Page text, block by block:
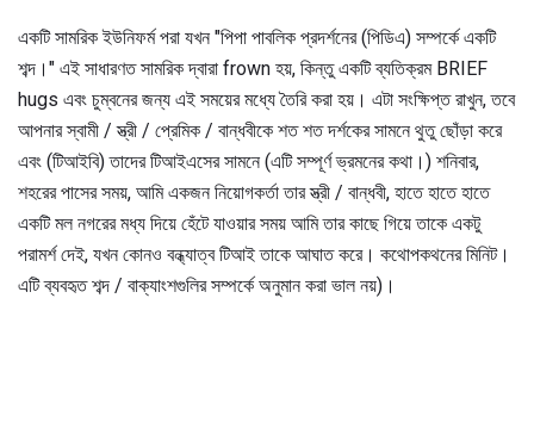
একটি সামরিক ইউনিফর্ম পরা যখন "পিপা পাবলিক প্রদর্শনের (পিডিএ) সম্পর্কে একটি
শব্দ।" এই সাধারণত সামরিক দ্বারা frown হয়, কিন্তু একটি ব্যতিক্রম BRIEF
hugs এবং চুম্বনের জন্য এই সময়ের মধ্যে তৈরি করা হয়। এটা সংক্ষিপ্ত রাখুন, তবে
আপনার স্বামী / স্ত্রী / প্রেমিক / বান্ধবীকে শত শত দর্শকের সামনে থুতু ছোঁড়া করে
এবং (টিআইবি) তাদের টিআইএসের সামনে (এটি সম্পূর্ণ ভ্রমনের কথা।) শনিবার,
শহরের পাসের সময়, আমি একজন নিয়োগকর্তা তার স্ত্রী / বান্ধবী, হাতে হাতে হাতে
একটি মল নগরের মধ্য দিয়ে হেঁটে যাওয়ার সময় আমি তার কাছে গিয়ে তাকে একটু
পরামর্শ দেই, যখন কোনও বন্ধ্যাত্ব টিআই তাকে আঘাত করে। কথোপকথনের মিনিট।
এটি ব্যবহৃত শব্দ / বাক্যাংশগুলির সম্পর্কে অনুমান করা ভাল নয়)।